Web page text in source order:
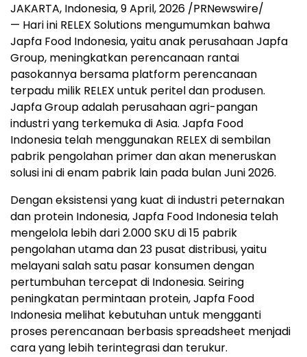
JAKARTA, Indonesia,9 April, 2026 /PRNewswire/
— Hari ini RELEX Solutions mengumumkan bahwa
Japfa Food Indonesia, yaitu anak perusahaan Japfa
Group, meningkatkan perencanaan rantai
pasokannya bersama platform perencanaan
terpadu milik RELEX untuk peritel dan produsen.
Japfa Group adalah perusahaan agri-pangan
industri yang terkemuka di Asia. Japfa Food
Indonesia telah menggunakan RELEX di sembilan
pabrik pengolahan primer dan akan meneruskan
solusi ini di enam pabrik lain pada bulan Juni 2026.
Dengan eksistensi yang kuat di industri peternakan
dan protein Indonesia, Japfa Food Indonesia telah
mengelola lebih dari 2.000 SKU di 15 pabrik
pengolahan utama dan 23 pusat distribusi, yaitu
melayani salah satu pasar konsumen dengan
pertumbuhan tercepat di Indonesia. Seiring
peningkatan permintaan protein, Japfa Food
Indonesia melihat kebutuhan untuk mengganti
proses perencanaan berbasis spreadsheet menjadi
cara yang lebih terintegrasi dan terukur.